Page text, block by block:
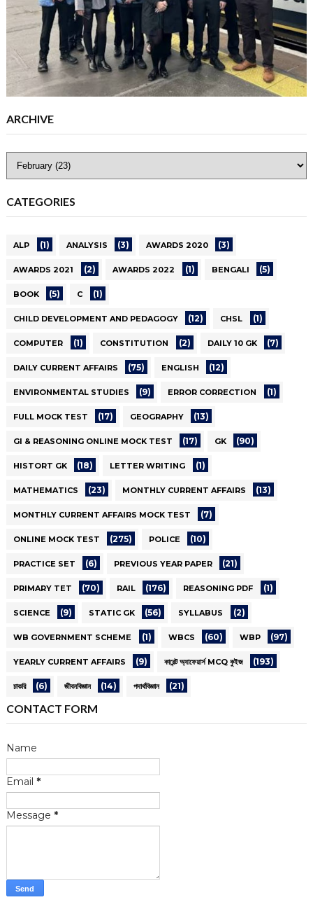
ARCHIVE
CATEGORIES
ALP (1) ANALYSIS (3) AWARDS 2020 (3)
AWARDS 2021 (2) AWARDS 2022 (1) BENGALI (5)
BOOK (5) C (1)
CHILD DEVELOPMENT AND PEDAGOGY (12) CHSL (1)
COMPUTER (1) CONSTITUTION (2) DAILY 10 GK (7)
DAILY CURRENT AFFAIRS (75) ENGLISH (12)
ENVIRONMENTAL STUDIES (9) ERROR CORRECTION (1)
FULL MOCK TEST (17) GEOGRAPHY (13)
GI & REASONING ONLINE MOCK TEST (17) GK (90)
HISTORT GK (18) LETTER WRITING (1)
MATHEMATICS (23) MONTHLY CURRENT AFFAIRS (13)
MONTHLY CURRENT AFFAIRS MOCK TEST (7)
ONLINE MOCK TEST (275) POLICE (10)
PRACTICE SET (6) PREVIOUS YEAR PAPER (21)
PRIMARY TET (70) RAIL (176) REASONING PDF (1)
SCIENCE (9) STATIC GK (56) SYLLABUS (2)
WB GOVERNMENT SCHEME (1) WBCS (60) WBP (97)
YEARLY CURRENT AFFAIRS (9) কারেন্ট অ্যাফেয়ার্স MCQ কুইজ (193)
চাকরি (6) জীবনবিজ্ঞান (14) পদার্থবিজ্ঞান (21)
CONTACT FORM
Name
Email *
Message *